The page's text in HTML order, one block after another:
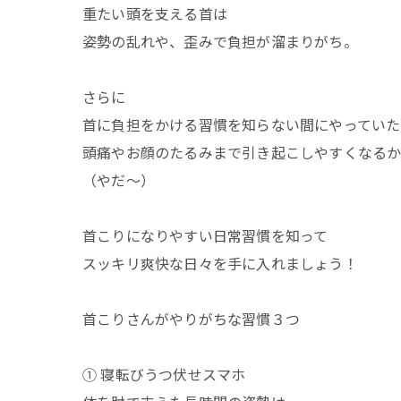
重たい頭を支える首は
姿勢の乱れや、歪みで負担が溜まりがち。
さらに
首に負担をかける習慣を知らない間にやってい
頭痛やお顔のたるみまで引き起こしやすくなる
（やだ〜）
首こりになりやすい日常習慣を知って
スッキリ爽快な日々を手に入れましょう！
首こりさんがやりがちな習慣３つ
① 寝転びうつ伏せスマホ